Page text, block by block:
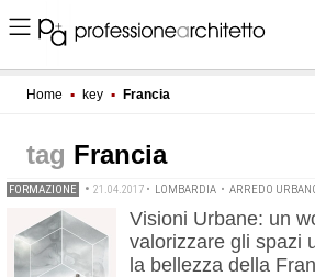
Home ▪ key ▪ Francia
Francia
FORMAZIONE • 21.04.2017 • LOMBARDIA • ARREDO
Visioni Urbane: un
valorizzare gli spazi
la bellezza della